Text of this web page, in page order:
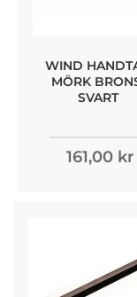
WIND
MÖRK
SVART
161,00 kr